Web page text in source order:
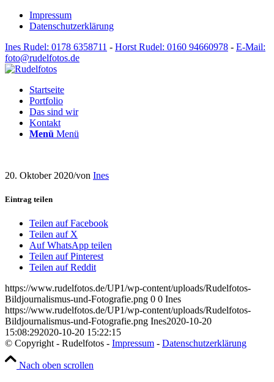
Impressum
Datenschutzerklärung
Ines Rudel: 0178 6358711 - Horst Rudel: 0160 94660978 - E-Mail:
foto@rudelfotos.de
Startseite
Portfolio
Das sind wir
Kontakt
Menü Menü
20. Oktober 2020/von Ines
Eintrag teilen
Teilen auf Facebook
Teilen auf X
Auf WhatsApp teilen
Teilen auf Pinterest
Teilen auf Reddit
https://www.rudelfotos.de/UP1/wp-content/uploads/Rudelfotos-
Bildjournalismus-und-Fotografie.png 0 0 Ines
https://www.rudelfotos.de/UP1/wp-content/uploads/Rudelfotos-
Bildjournalismus-und-Fotografie.png Ines2020-10-20
15:08:292020-10-20 15:22:15
© Copyright - Rudelfotos - Impressum - Datenschutzerklärung
Nach oben scrollen